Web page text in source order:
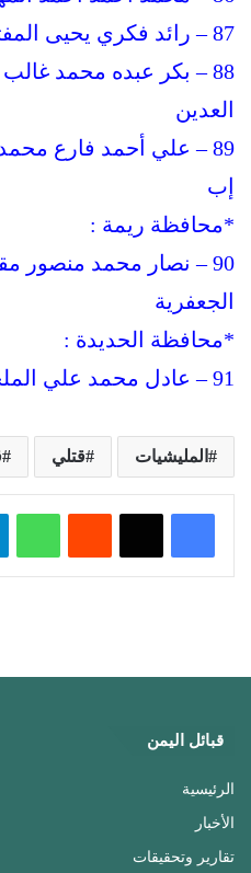
87 – رائد فكري يحيى المفتي – مديرية المخادر
88 – بكر عبده محمد
العدين
89 – علي أحمد فارع
إب
*محافظة ريمة :
90 – نصار محمد منصور
الجعفرية
*محافظة الحديدة :
91 – عادل محمد علي الملحاني
المليشيات قتلي
واتساب
قبائل اليمن
الرئيسية
الأخبار
تقارير وتحقيقات